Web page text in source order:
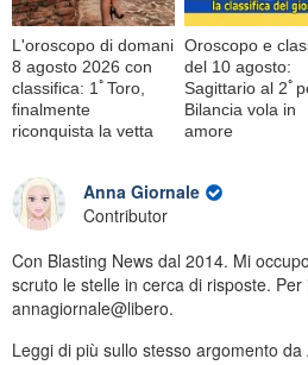
L'oroscopo di domani
8 agosto 2026 con
classifica: 1ﾟToro,
finalmente
riconquista la vetta
Oroscopo e
del 10 agosto:
Sagittario al 2ﾟ
Bilancia vola in
amore
Anna Giornale
Contributor
Con Blasting News dal 2014. Mi
scruto le stelle in cerca di risposte.
annagiornale@libero.
Leggi di più sullo stesso argomento da